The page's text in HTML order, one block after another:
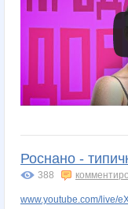
Роснано -
388
www.youtube.com/live/